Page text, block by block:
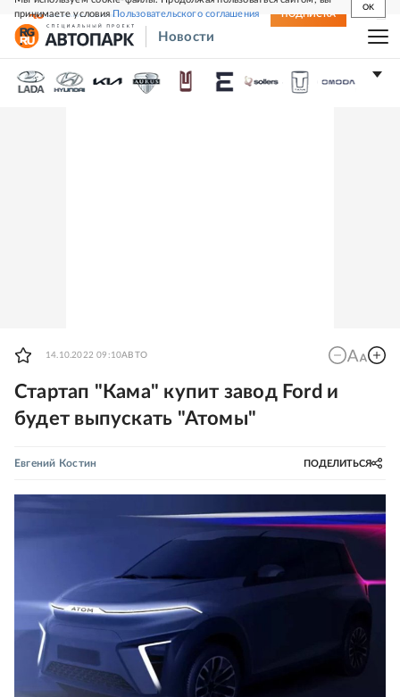
принимаете условияПользовательского соглашения
OK
СВЕЖИЙ НОМЕР ПОДПИСКА
Новости
14.10.2022 09:10АВТО
Стартап "Кама" купит завод Ford и
будет выпускать "Атомы"
Евгений Костин ПОДЕЛИТЬСЯ